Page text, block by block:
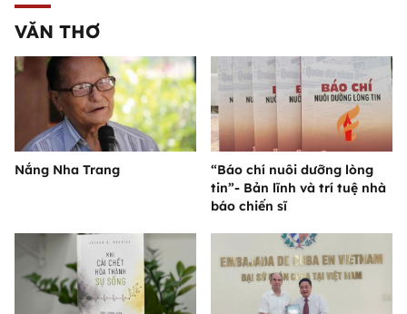
VĂN THƠ
Nắng Nha Trang
“Báo chí nuôi dưỡng lòng
tin”- Bản lĩnh và trí tuệ nhà
báo chiến sĩ